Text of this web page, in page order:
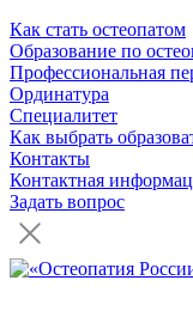
Как стать остеопатом
Образование по
Профессиональная
Ординатура
Специалитет
Как выбрать
Контакты
Контактная
Задать вопрос